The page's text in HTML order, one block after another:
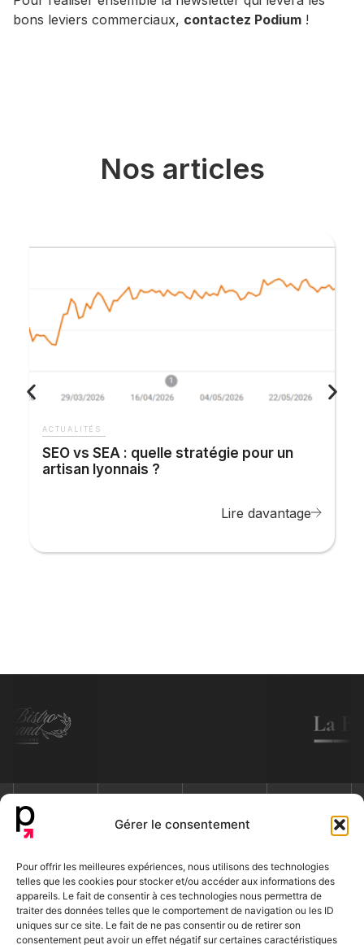
Gérer le consentement
Pour offrir les meilleures expériences, nous utilisons des technologies
telles que les cookies pour stocker et/ou accéder aux informations des
appareils. Le fait de consentir à ces technologies nous permettra de
traiter des données telles que le comportement de navigation ou les ID
uniques sur ce site. Le fait de ne pas consentir ou de retirer son
consentement peut avoir un effet négatif sur certaines caractéristiques
bons leviers commerciaux, contactez Podium !
Nos articles
SEO vs SEA : quelle stratégie pour un
artisan lyonnais ?
Lire davantage